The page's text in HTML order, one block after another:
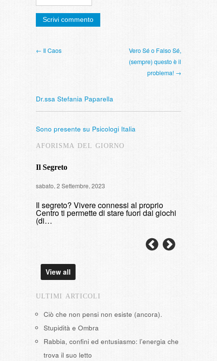
← Il Caos
Vero Sé o Falso Sé,
(sempre) questo è il
problema! →
Dr.ssa Stefania Paparella
Sono presente su Psicologi Italia
AFORISMA DEL GIORNO
Il Segreto
sabato, 2 Settembre, 2023
Il segreto? Vivere connessi al proprio
Centro ti permette di stare fuori dai giochi
(di…
View all
ULTIMI ARTICOLI
Ciò che non pensi non esiste (ancora).
Stupidità e Ombra
Rabbia, confini ed entusiasmo: l’energia che
trova il suo letto